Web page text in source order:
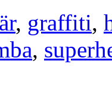
, graffiti,
,